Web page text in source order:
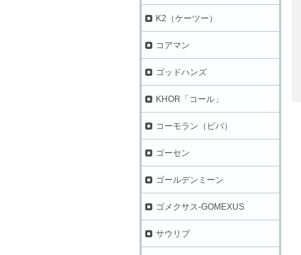
K2（ケーツー）
コアマン
ゴッドハンズ
KHOR「コール」
コーモラン（ビバ）
ゴーセン
ゴールデンミーン
ゴメクサス-GOMEXUS
サウリブ